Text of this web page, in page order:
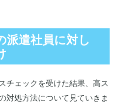
派遣社員に対し
チェックを受けた結果、高ス
対処方法について見ていきま